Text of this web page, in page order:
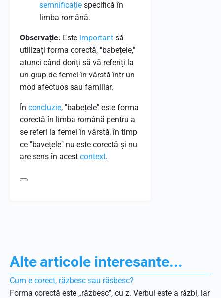
semnificație specifică în
limba română.
Observație: Este important să
utilizați forma corectă, "babețele,"
atunci când doriți să vă referiți la
un grup de femei în vârstă într-un
mod afectuos sau familiar.
În concluzie, "babețele" este forma
corectă în limba română pentru a
se referi la femei în vârstă, în timp
ce "bavețele" nu este corectă și nu
are sens în acest context.
Alte articole interesante...
Cum e corect, răzbesc sau răsbesc?
Forma corectă este „răzbesc”, cu z. Verbul este a răzbi, iar